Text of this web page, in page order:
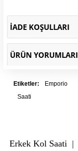
İADE KOŞULLARI
ÜRÜN YORUMLARI
Etiketler: Emporio
Saati
Erkek Kol Saati |